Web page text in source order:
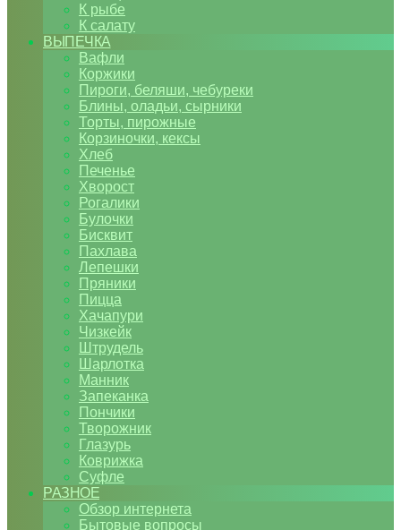
К рыбе
К салату
ВЫПЕЧКА
Вафли
Коржики
Пироги, беляши, чебуреки
Блины, оладьи, сырники
Торты, пирожные
Корзиночки, кексы
Хлеб
Печенье
Хворост
Рогалики
Булочки
Бисквит
Пахлава
Лепешки
Пряники
Пицца
Хачапури
Чизкейк
Штрудель
Шарлотка
Манник
Запеканка
Пончики
Творожник
Глазурь
Коврижка
Суфле
РАЗНОЕ
Обзор интернета
Бытовые вопросы